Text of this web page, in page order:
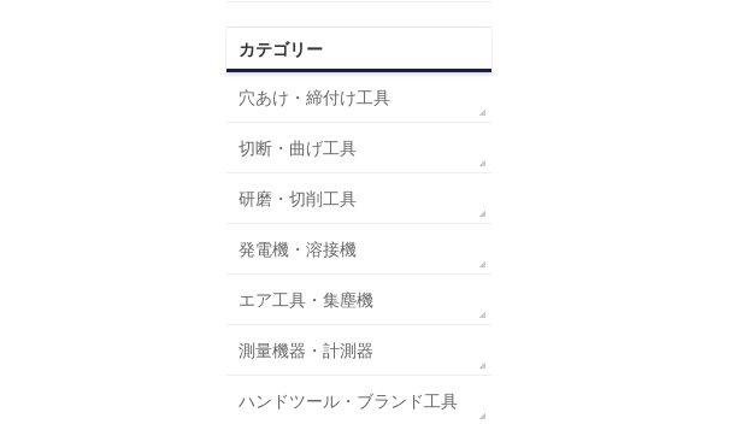
カテゴリー
穴あけ・締付け工具
切断・曲げ工具
研磨・切削工具
発電機・溶接機
エア工具・集塵機
測量機器・計測器
ハンドツール・ブランド工具